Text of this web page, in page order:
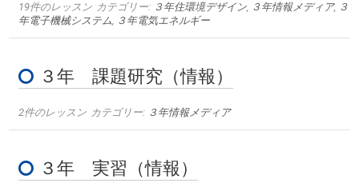
19件のレッスン カテゴリー: ３年住環境デザイン, ３年情報メディア, ３
年電子機械システム, ３年電気エネルギー
３年 課題研究（情報）
2件のレッスン カテゴリー: ３年情報メディア
３年 実習（情報）